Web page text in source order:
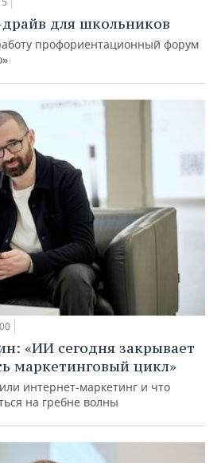
для школьников
профориентационный форум
«ИИ сегодня закрывает
маркетинговый цикл»
интернет-маркетинг и что
на гребне волны